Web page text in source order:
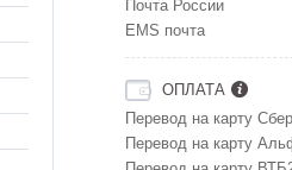
Почта России
EMS почта
ОПЛАТА
Перевод на карту
Перевод на карту